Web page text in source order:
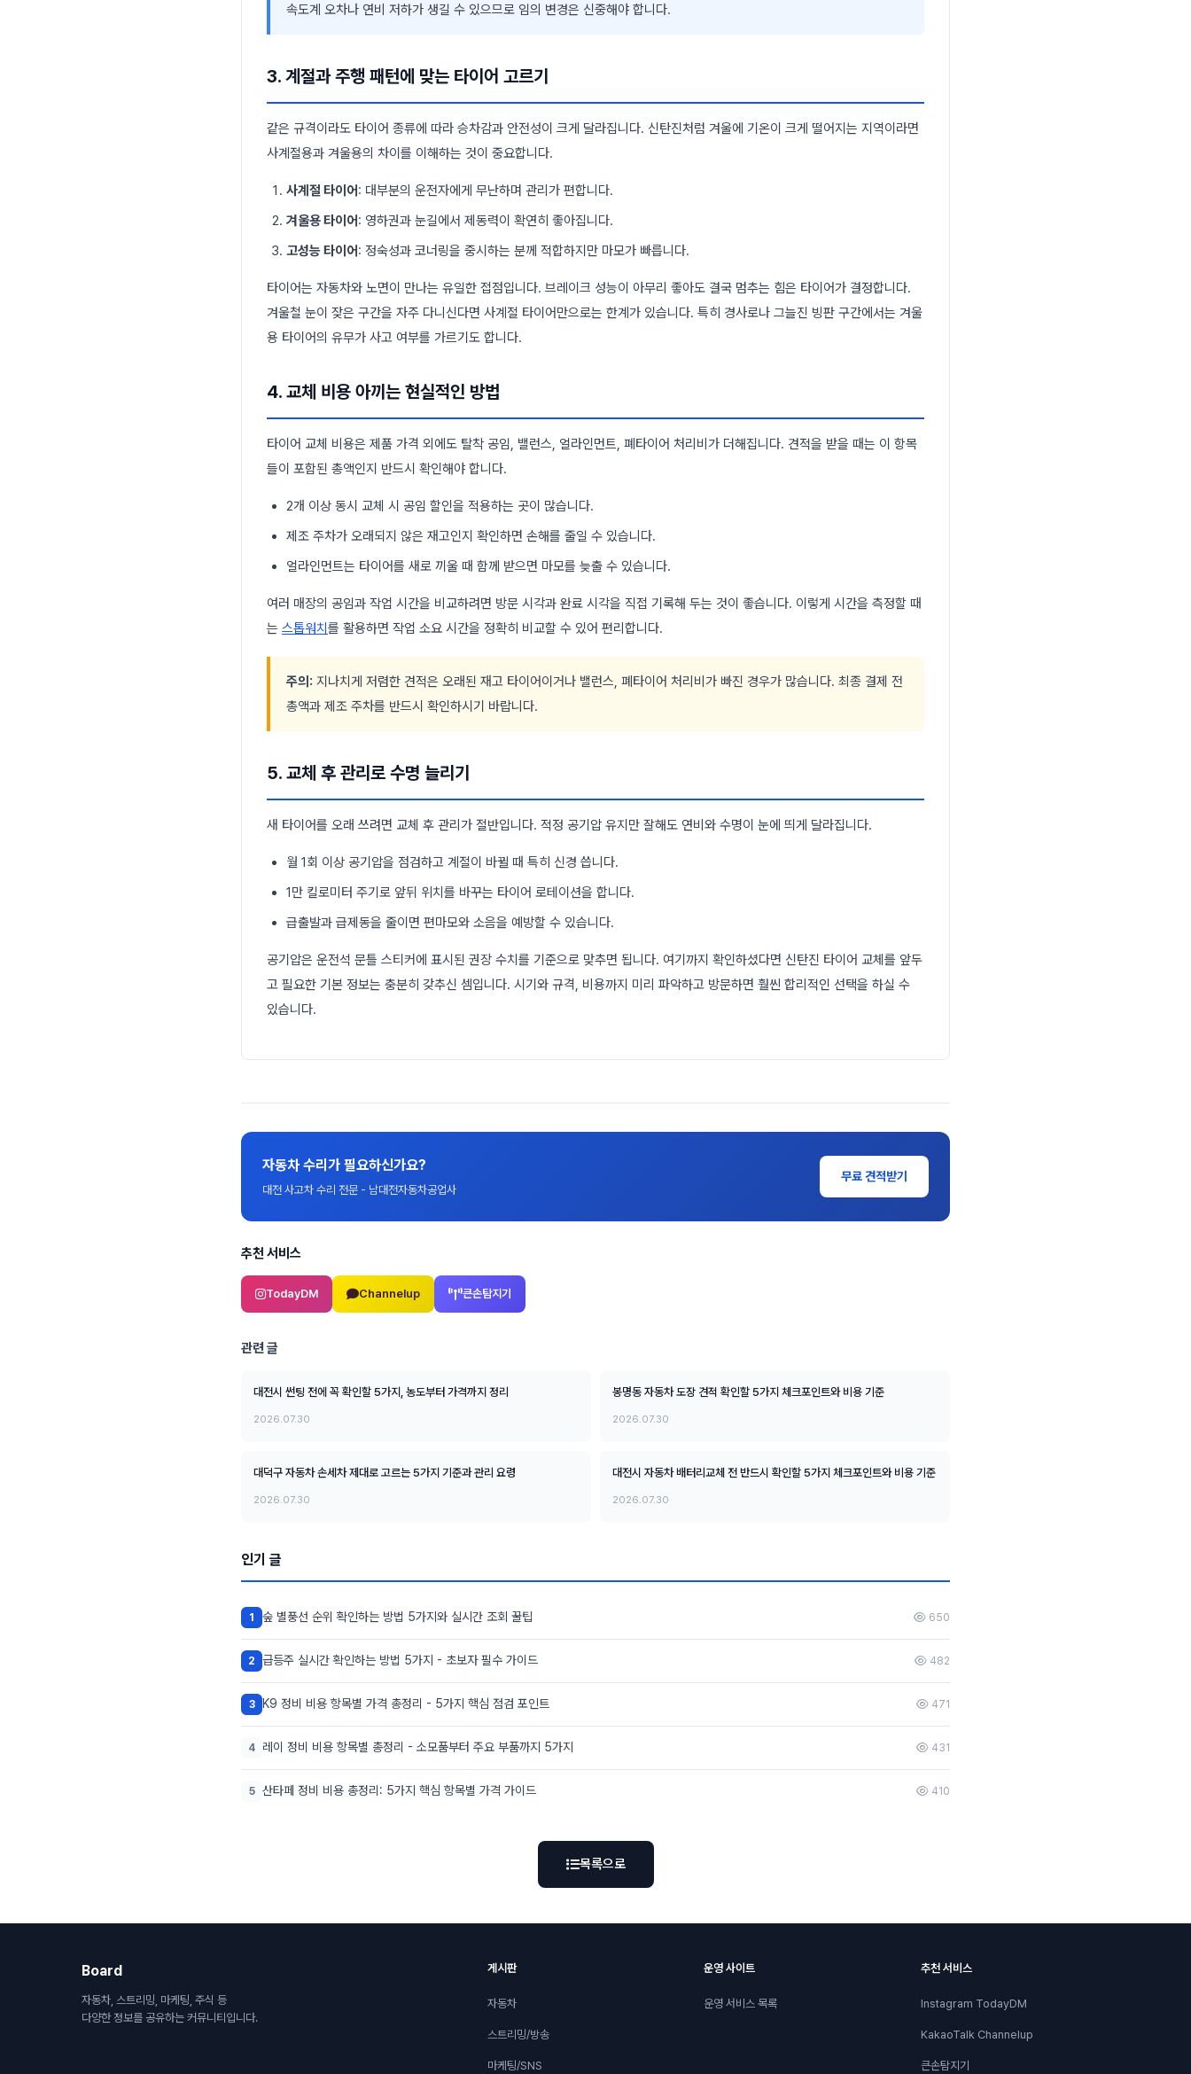
속도계 오차나 연비 저하가 생길 수 있으므로 임의 변경은 신중해야 합니다.
3. 계절과 주행 패턴에 맞는 타이어 고르기
같은 규격이라도 타이어 종류에 따라 승차감과 안전성이 크게 달라집니다. 신탄진처럼 겨울에 기온이 크게 떨어지는 지역이라면
사계절용과 겨울용의 차이를 이해하는 것이 중요합니다.
사계절 타이어: 대부분의 운전자에게 무난하며 관리가 편합니다.
겨울용 타이어: 영하권과 눈길에서 제동력이 확연히 좋아집니다.
고성능 타이어: 정숙성과 코너링을 중시하는 분께 적합하지만 마모가 빠릅니다.
타이어는 자동차와 노면이 만나는 유일한 접점입니다. 브레이크 성능이 아무리 좋아도 결국 멈추는 힘은 타이어가 결정합니다.
겨울철 눈이 잦은 구간을 자주 다니신다면 사계절 타이어만으로는 한계가 있습니다. 특히 경사로나 그늘진 빙판 구간에서는 겨울
용 타이어의 유무가 사고 여부를 가르기도 합니다.
4. 교체 비용 아끼는 현실적인 방법
타이어 교체 비용은 제품 가격 외에도 탈착 공임, 밸런스, 얼라인먼트, 폐타이어 처리비가 더해집니다. 견적을 받을 때는 이 항목
들이 포함된 총액인지 반드시 확인해야 합니다.
2개 이상 동시 교체 시 공임 할인을 적용하는 곳이 많습니다.
제조 주차가 오래되지 않은 재고인지 확인하면 손해를 줄일 수 있습니다.
얼라인먼트는 타이어를 새로 끼울 때 함께 받으면 마모를 늦출 수 있습니다.
여러 매장의 공임과 작업 시간을 비교하려면 방문 시각과 완료 시각을 직접 기록해 두는 것이 좋습니다. 이렇게 시간을 측정할 때
는 스톱워치 를 활용하면 작업 소요 시간을 정확히 비교할 수 있어 편리합니다.
주의: 지나치게 저렴한 견적은 오래된 재고 타이어이거나 밸런스, 폐타이어 처리비가 빠진 경우가 많습니다. 최종 결제 전
총액과 제조 주차를 반드시 확인하시기 바랍니다.
5. 교체 후 관리로 수명 늘리기
새 타이어를 오래 쓰려면 교체 후 관리가 절반입니다. 적정 공기압 유지만 잘해도 연비와 수명이 눈에 띄게 달라집니다.
월 1회 이상 공기압을 점검하고 계절이 바뀔 때 특히 신경 씁니다.
1만 킬로미터 주기로 앞뒤 위치를 바꾸는 타이어 로테이션을 합니다.
급출발과 급제동을 줄이면 편마모와 소음을 예방할 수 있습니다.
공기압은 운전석 문틀 스티커에 표시된 권장 수치를 기준으로 맞추면 됩니다. 여기까지 확인하셨다면 신탄진 타이어 교체를 앞두
고 필요한 기본 정보는 충분히 갖추신 셈입니다. 시기와 규격, 비용까지 미리 파악하고 방문하면 훨씬 합리적인 선택을 하실 수
있습니다.
자동차 수리가 필요하신가요?
대전 사고차 수리 전문 - 남대전자동차공업사
무료 견적받기
추천 서비스
TodayDM Channelup 큰손탐지기
관련 글
대전시 썬팅 전에 꼭 확인할 5가지, 농도부터 가격까지 정리
2026.07.30
봉명동 자동차 도장 견적 확인할 5가지 체크포인트와 비용 기준
2026.07.30
대덕구 자동차 손세차 제대로 고르는 5가지 기준과 관리 요령
2026.07.30
대전시 자동차 배터리교체 전 반드시 확인할 5가지 체크포인트와 비용 기준
2026.07.30
인기 글
1 숲 별풍선 순위 확인하는 방법 5가지와 실시간 조회 꿀팁 650
2 급등주 실시간 확인하는 방법 5가지 - 초보자 필수 가이드 482
3 K9 정비 비용 항목별 가격 총정리 - 5가지 핵심 점검 포인트 471
4 레이 정비 비용 항목별 총정리 - 소모품부터 주요 부품까지 5가지 431
5 산타페 정비 비용 총정리: 5가지 핵심 항목별 가격 가이드 410
목록으로
Board
자동차, 스트리밍, 마케팅, 주식 등
다양한 정보를 공유하는 커뮤니티입니다.
게시판
자동차
스트리밍/방송
마케팅/SNS
운영 사이트
운영 서비스 목록
추천 서비스
Instagram TodayDM
KakaoTalk Channelup
큰손탐지기